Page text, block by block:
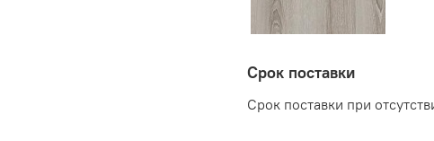
Срок поставки
Срок поставки при